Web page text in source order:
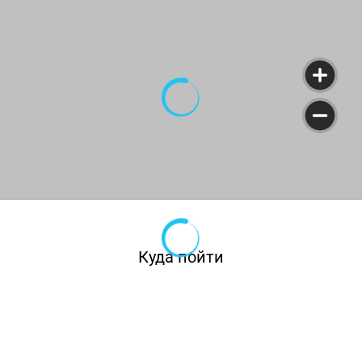
поработать шеф-бартендероми стал
глобальным амбассадором премиальных
внёсший значительный вклад в питейную
Карта первых авторских коктейлей включает
Куда пойти